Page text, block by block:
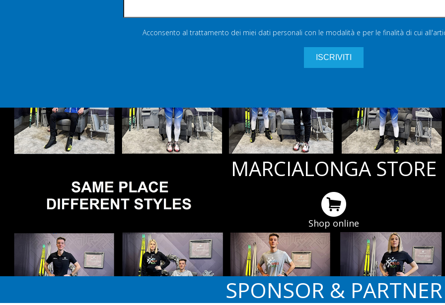
Acconsento al trattamento dei miei dati personali con le modalità e per le finalità di cui
MARCIALONGA STORE
Shop online
SPONSOR & PARTNER